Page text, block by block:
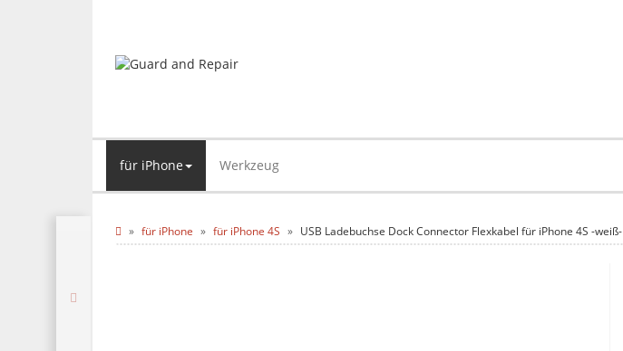
für iPhone Werkzeug
für iPhone für iPhone 4S USB Ladebuchse Dock Connector Flexkabel für iPhone 4S -weiß-